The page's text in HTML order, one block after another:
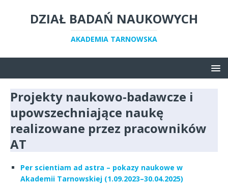
DZIAŁ BADAŃ NAUKOWYCH
AKADEMIA TARNOWSKA
Projekty naukowo-badawcze i
upowszechniające naukę
realizowane przez pracowników
AT
Per scientiam ad astra – pokazy naukowe w
Akademii Tarnowskiej (1.09.2023–30.04.2025)